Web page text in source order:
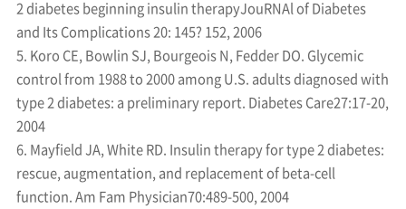
2 diabetes beginning insulin therapyJouRNAl of Diabetes
and Its Complications 20: 145? 152, 2006
5. Koro CE, Bowlin SJ, Bourgeois N, Fedder DO. Glycemic
control from 1988 to 2000 among U.S. adults diagnosed with
type 2 diabetes: a preliminary report. Diabetes Care27:17-20,
2004
6. Mayfield JA, White RD. Insulin therapy for type 2 diabetes:
rescue, augmentation, and replacement of beta-cell
function. Am Fam Physician70:489-500, 2004